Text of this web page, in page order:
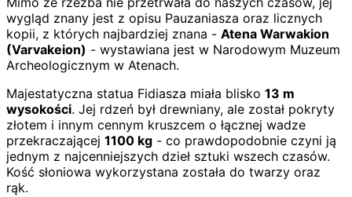
wygląd znany jest z opisu Pauzaniasza oraz licznych
kopii, z których najbardziej znana - Atena Warwakion
(Varvakeion) - wystawiana jest w Narodowym Muzeum
Archeologicznym w Atenach.
Majestatyczna statua Fidiasza miała blisko 13 m
wysokości. Jej rdzeń był drewniany, ale został pokryty
złotem i innym cennym kruszcem o łącznej wadze
przekraczającej 1100 kg - co prawdopodobnie czyni ją
jednym z najcenniejszych dzieł sztuki wszech czasów.
Kość słoniowa wykorzystana została do twarzy oraz
rąk.